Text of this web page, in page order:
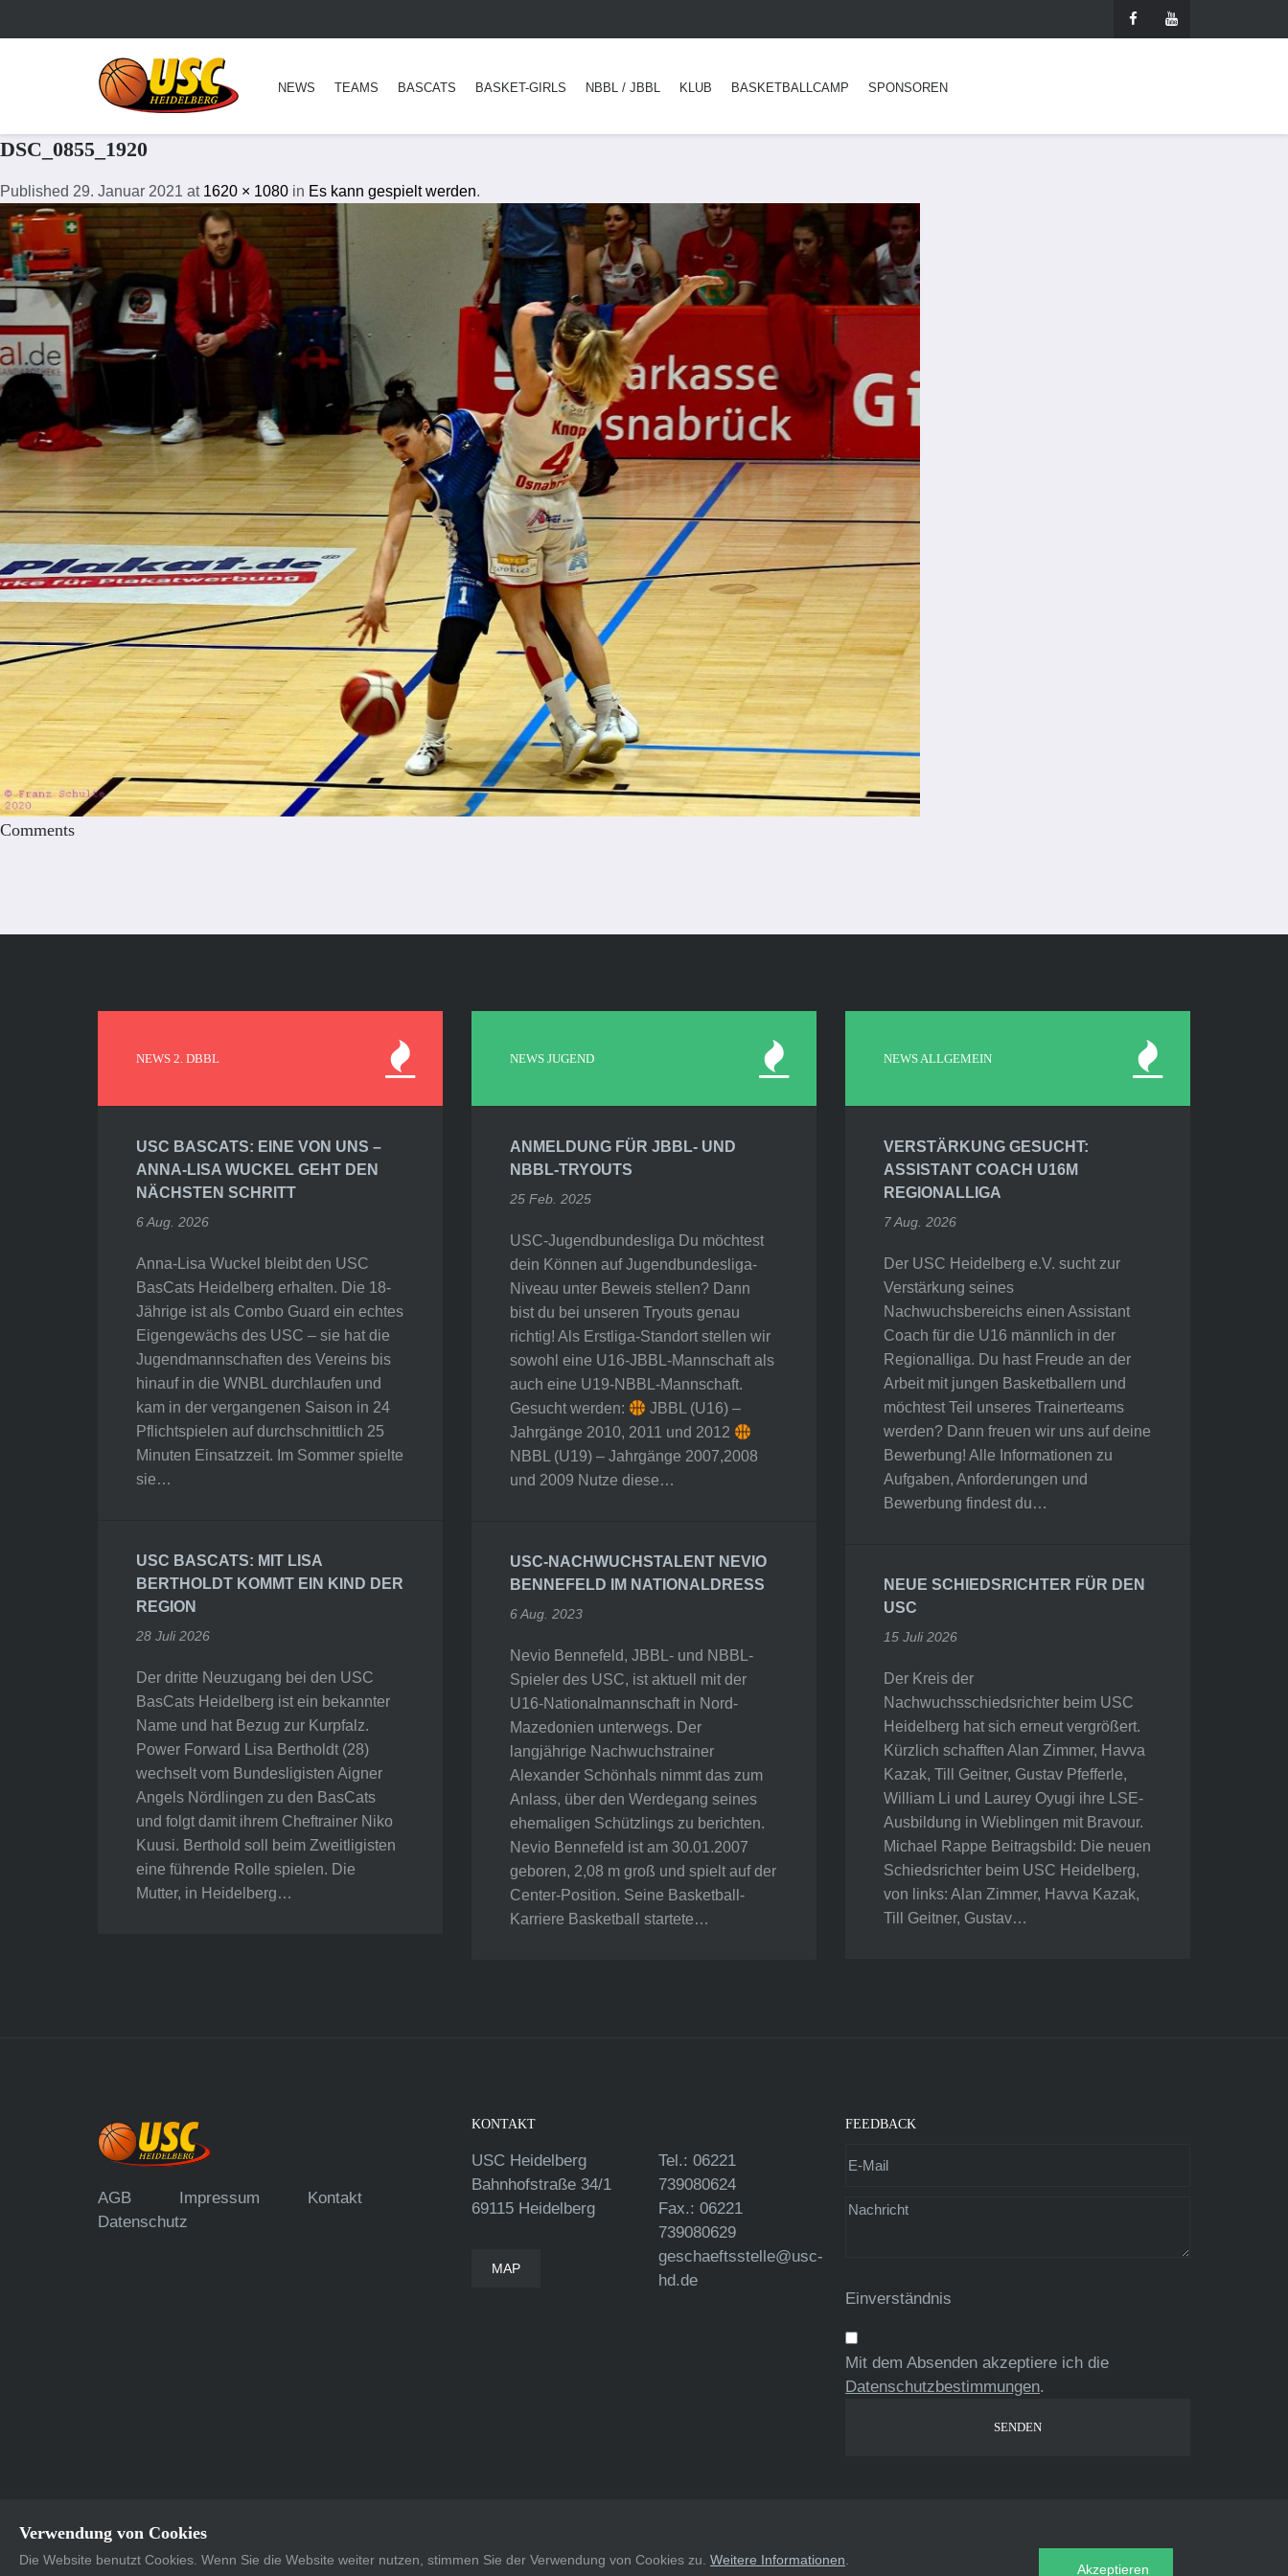
NEWS TEAMS BASCATS BASKET-GIRLS NBBL / JBBL KLUB BASKETBALLCAMP SPONSOREN
DSC_0855_1920
Published 29. Januar 2021 at 1620 × 1080 in Es kann gespielt werden.
Comments
NEWS 2. DBBL
USC BASCATS: EINE VON UNS –
ANNA-LISA WUCKEL GEHT DEN
NÄCHSTEN SCHRITT
6 Aug. 2026
Anna-Lisa Wuckel bleibt den USC
BasCats Heidelberg erhalten. Die 18-
Jährige ist als Combo Guard ein echtes
Eigengewächs des USC – sie hat die
Jugendmannschaften des Vereins bis
hinauf in die WNBL durchlaufen und
kam in der vergangenen Saison in 24
Pflichtspielen auf durchschnittlich 25
Minuten Einsatzzeit. Im Sommer spielte
sie…
USC BASCATS: MIT LISA
BERTHOLDT KOMMT EIN KIND DER
REGION
28 Juli 2026
Der dritte Neuzugang bei den USC
BasCats Heidelberg ist ein bekannter
Name und hat Bezug zur Kurpfalz.
Power Forward Lisa Bertholdt (28)
wechselt vom Bundesligisten Aigner
Angels Nördlingen zu den BasCats
und folgt damit ihrem Cheftrainer Niko
Kuusi. Berthold soll beim Zweitligisten
eine führende Rolle spielen. Die
Mutter, in Heidelberg…
NEWS JUGEND
ANMELDUNG FÜR JBBL- UND
NBBL-TRYOUTS
25 Feb. 2025
USC-Jugendbundesliga Du möchtest
dein Können auf Jugendbundesliga-
Niveau unter Beweis stellen? Dann
bist du bei unseren Tryouts genau
richtig! Als Erstliga-Standort stellen wir
sowohl eine U16-JBBL-Mannschaft als
auch eine U19-NBBL-Mannschaft.
Gesucht werden:
JBBL (U16) –
Jahrgänge 2010, 2011 und 2012
NBBL (U19) – Jahrgänge 2007,2008
und 2009 Nutze diese…
USC-NACHWUCHSTALENT NEVIO
BENNEFELD IM NATIONALDRESS
6 Aug. 2023
Nevio Bennefeld, JBBL- und NBBL-
Spieler des USC, ist aktuell mit der
U16-Nationalmannschaft in Nord-
Mazedonien unterwegs. Der
langjährige Nachwuchstrainer
Alexander Schönhals nimmt das zum
Anlass, über den Werdegang seines
ehemaligen Schützlings zu berichten.
Nevio Bennefeld ist am 30.01.2007
geboren, 2,08 m groß und spielt auf der
Center-Position. Seine Basketball-
Karriere Basketball startete…
NEWS ALLGEMEIN
VERSTÄRKUNG GESUCHT:
ASSISTANT COACH U16M
REGIONALLIGA
7 Aug. 2026
Der USC Heidelberg e.V. sucht zur
Verstärkung seines
Nachwuchsbereichs einen Assistant
Coach für die U16 männlich in der
Regionalliga. Du hast Freude an der
Arbeit mit jungen Basketballern und
möchtest Teil unseres Trainerteams
werden? Dann freuen wir uns auf deine
Bewerbung! Alle Informationen zu
Aufgaben, Anforderungen und
Bewerbung findest du…
NEUE SCHIEDSRICHTER FÜR DEN
USC
15 Juli 2026
Der Kreis der
Nachwuchsschiedsrichter beim USC
Heidelberg hat sich erneut vergrößert.
Kürzlich schafften Alan Zimmer, Havva
Kazak, Till Geitner, Gustav Pfefferle,
William Li und Laurey Oyugi ihre LSE-
Ausbildung in Wieblingen mit Bravour.
Michael Rappe Beitragsbild: Die neuen
Schiedsrichter beim USC Heidelberg,
von links: Alan Zimmer, Havva Kazak,
Till Geitner, Gustav…
AGB Impressum
Kontakt
Datenschutz
KONTAKT
USC Heidelberg
Bahnhofstraße 34/1
69115 Heidelberg
MAP
Tel.: 06221
739080624
Fax.: 06221
739080629
geschaeftsstelle@usc-
hd.de
FEEDBACK
Einverständnis
Mit dem Absenden akzeptiere ich die
Datenschutzbestimmungen.
Verwendung von Cookies
Die Website benutzt Cookies. Wenn Sie die Website weiter nutzen, stimmen Sie der Verwendung von Cookies zu. Weitere Informationen
Akzeptieren